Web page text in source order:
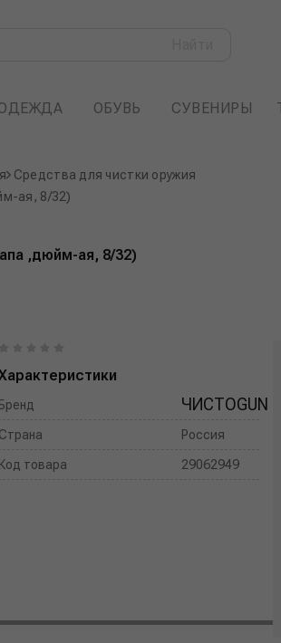
ОБУВЬ СУВЕНИРЫ
Средства для чистки оружия
ая, 8/32)
,дюйм-ая, 8/32)
Бренд ЧИСТОGUN
Страна Россия
Код товара 29062949